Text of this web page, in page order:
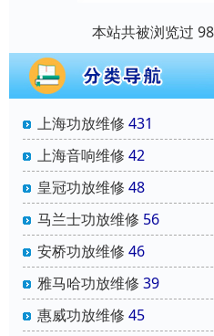
本站共被浏览过
上海功放维修 431
上海音响维修 42
皇冠功放维修 48
马兰士功放维修 56
安桥功放维修 46
雅马哈功放维修 39
惠威功放维修 45